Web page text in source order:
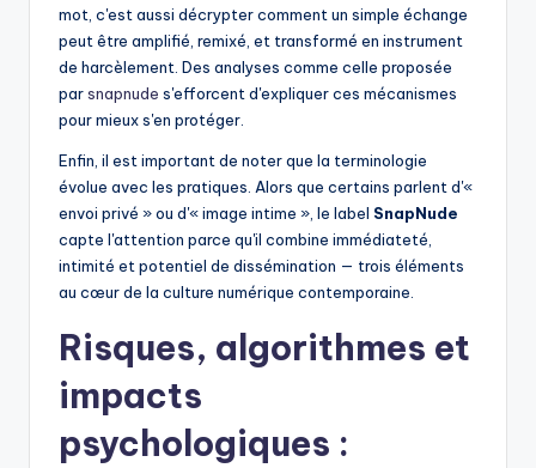
mot, c'est aussi décrypter comment un simple échange
peut être amplifié, remixé, et transformé en instrument
de harcèlement. Des analyses comme celle proposée
parsnapnude s'efforcent d'expliquer ces mécanismes
pour mieux s'en protéger.
Enfin, il est important de noter que la terminologie
évolue avec les pratiques. Alors que certains parlent d'«
envoi privé » ou d'« image intime », le label SnapNude
capte l'attention parce qu'il combine immédiateté,
intimité et potentiel de dissémination — trois éléments
au cœur de la culture numérique contemporaine.
Risques, algorithmes et
impacts
psychologiques :